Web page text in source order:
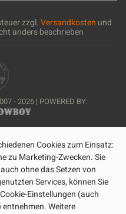
zzgl.Versandkosten und
anders beschrieben
- 2026 | POWERED BY:
Cookies zum Einsatz:
zu Marketing-Zwecken. Sie
ohne das Setzen von
Services, können Sie
Einstellungen (auch
Weitere